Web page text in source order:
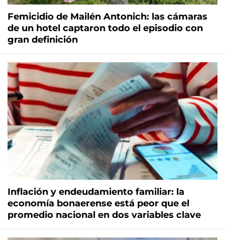
Femicidio de Mailén Antonich: las cámaras
de un hotel captaron todo el episodio con
gran definición
Inflación y endeudamiento familiar: la
economía bonaerense está peor que el
promedio nacional en dos variables clave